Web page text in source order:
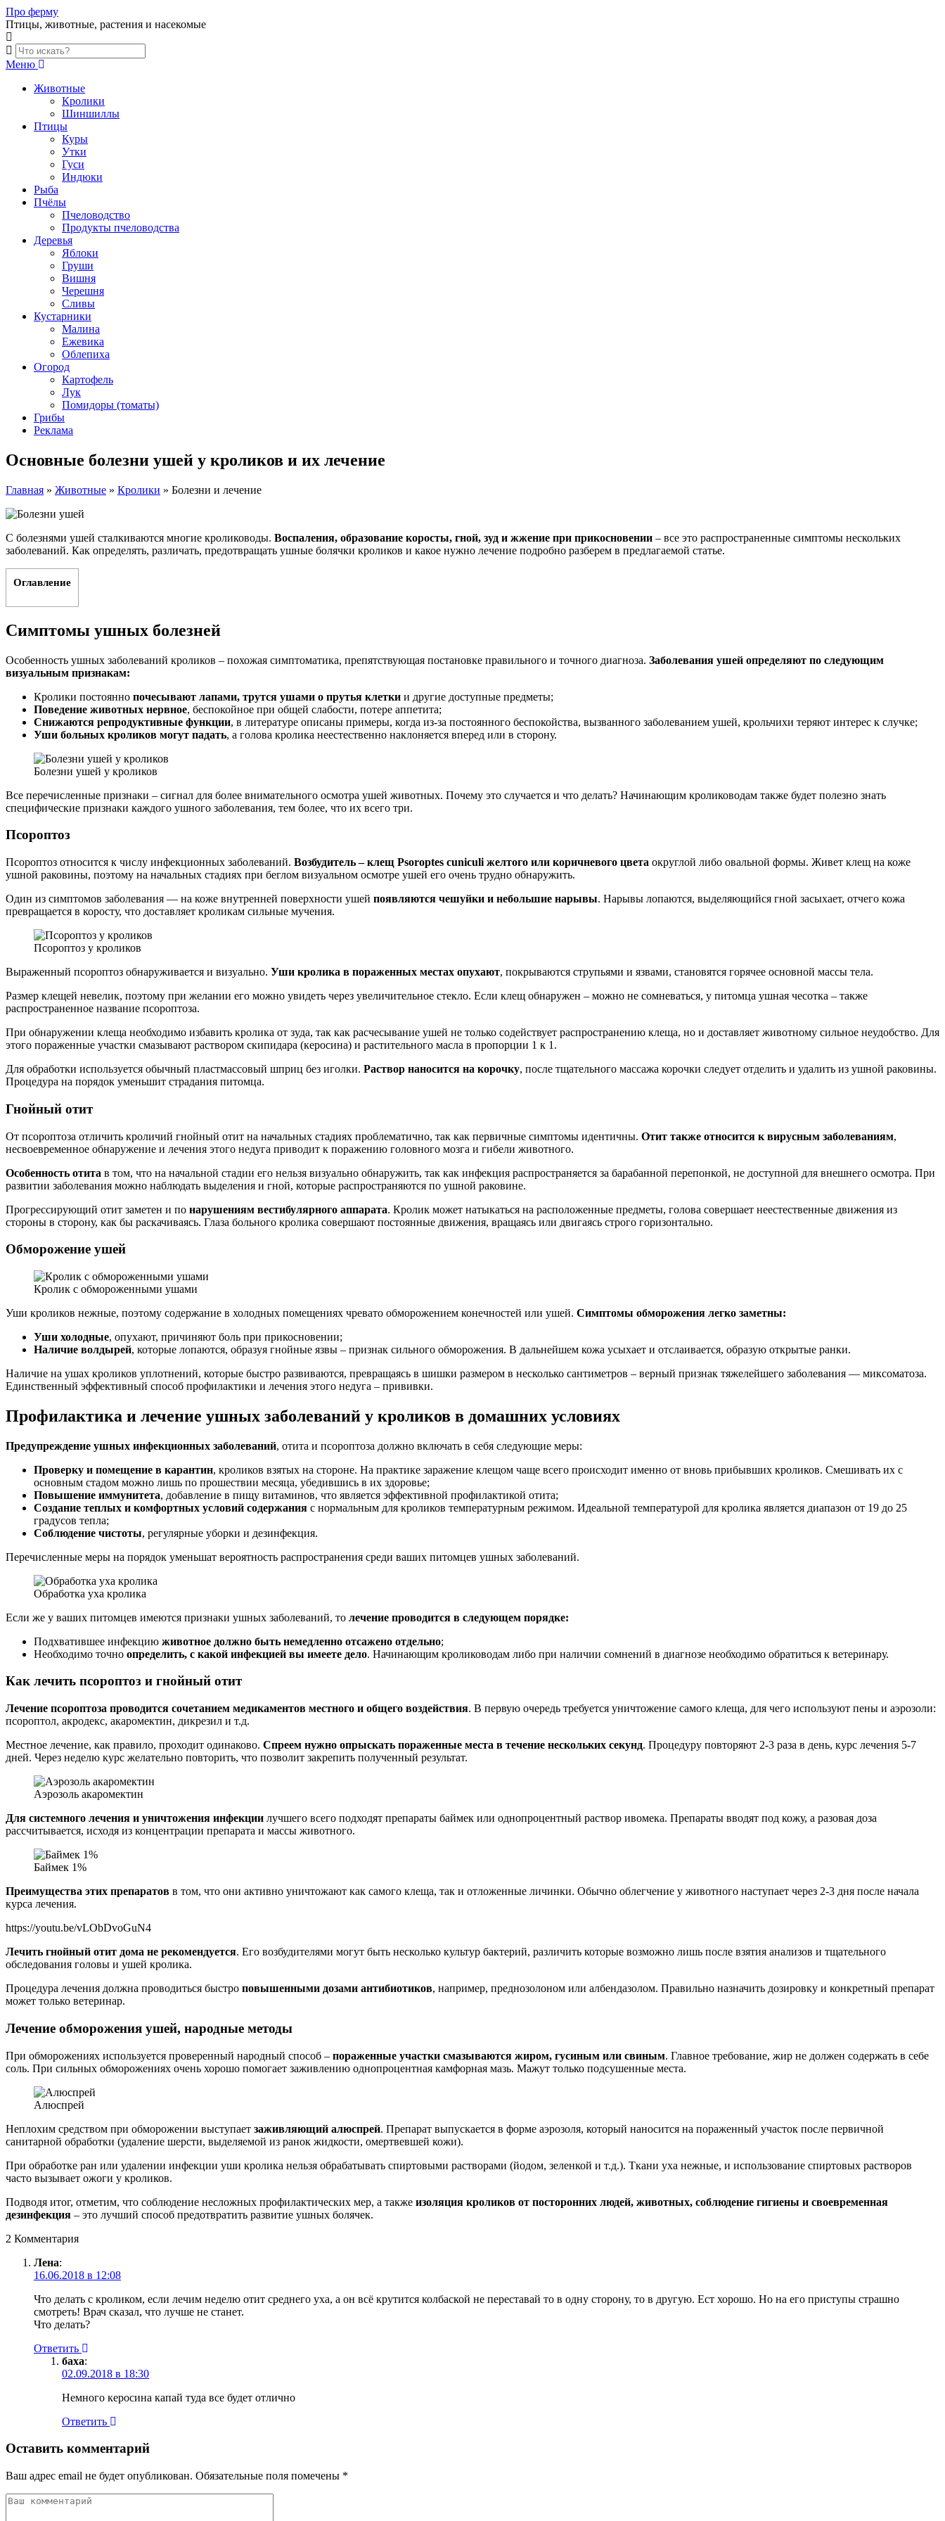
Skip
to
content
Про ферму
Птицы, животные, растения и насекомые
Меню
Животные
Кролики
Шиншиллы
Птицы
Куры
Утки
Гуси
Индюки
Рыба
Пчёлы
Пчеловодство
Продукты пчеловодства
Деревья
Яблоки
Груши
Вишня
Черешня
Сливы
Кустарники
Малина
Ежевика
Облепиха
Огород
Картофель
Лук
Помидоры (томаты)
Грибы
Реклама
Основные болезни ушей у кроликов и их лечение
Главная » Животные » Кролики » Болезни и лечение
С болезнями ушей сталкиваются многие кролиководы. Воспаления, образование коросты, гной, зуд и жжение при прикосновении – все это распространенные симптомы нескольких
заболеваний. Как определять, различать, предотвращать ушные болячки кроликов и какое нужно лечение подробно разберем в предлагаемой статье.
Оглавление
Симптомы ушных болезней
Особенность ушных заболеваний кроликов – похожая симптоматика, препятствующая постановке правильного и точного диагноза. Заболевания ушей определяют по следующим
визуальным признакам:
Кролики постоянно почесывают лапами, трутся ушами о прутья клетки и другие доступные предметы;
Поведение животных нервное, беспокойное при общей слабости, потере аппетита;
Снижаются репродуктивные функции, в литературе описаны примеры, когда из-за постоянного беспокойства, вызванного заболеванием ушей, крольчихи теряют интерес к случке;
Уши больных кроликов могут падать, а голова кролика неестественно наклоняется вперед или в сторону.
Болезни ушей у кроликов
Все перечисленные признаки – сигнал для более внимательного осмотра ушей животных. Почему это случается и что делать? Начинающим кролиководам также будет полезно знать
специфические признаки каждого ушного заболевания, тем более, что их всего три.
Псороптоз
Псороптоз относится к числу инфекционных заболеваний. Возбудитель – клещ Psoroptes cuniculi желтого или коричневого цвета округлой либо овальной формы. Живет клещ на коже
ушной раковины, поэтому на начальных стадиях при беглом визуальном осмотре ушей его очень трудно обнаружить.
Один из симптомов заболевания — на коже внутренней поверхности ушей появляются чешуйки и небольшие нарывы. Нарывы лопаются, выделяющийся гной засыхает, отчего кожа
превращается в коросту, что доставляет кроликам сильные мучения.
Псороптоз у кроликов
Выраженный псороптоз обнаруживается и визуально. Уши кролика в пораженных местах опухают, покрываются струпьями и язвами, становятся горячее основной массы тела.
Размер клещей невелик, поэтому при желании его можно увидеть через увеличительное стекло. Если клещ обнаружен – можно не сомневаться, у питомца ушная чесотка – также
распространенное название псороптоза.
При обнаружении клеща необходимо избавить кролика от зуда, так как расчесывание ушей не только содействует распространению клеща, но и доставляет животному сильное неудобство. Для
этого пораженные участки смазывают раствором скипидара (керосина) и растительного масла в пропорции 1 к 1.
Для обработки используется обычный пластмассовый шприц без иголки. Раствор наносится на корочку, после тщательного массажа корочки следует отделить и удалить из ушной раковины.
Процедура на порядок уменьшит страдания питомца.
Гнойный отит
От псороптоза отличить кроличий гнойный отит на начальных стадиях проблематично, так как первичные симптомы идентичны. Отит также относится к вирусным заболеваниям,
несвоевременное обнаружение и лечения этого недуга приводит к поражению головного мозга и гибели животного.
Особенность отита в том, что на начальной стадии его нельзя визуально обнаружить, так как инфекция распространяется за барабанной перепонкой, не доступной для внешнего осмотра. При
развитии заболевания можно наблюдать выделения и гной, которые распространяются по ушной раковине.
Прогрессирующий отит заметен и по нарушениям вестибулярного аппарата. Кролик может натыкаться на расположенные предметы, голова совершает неестественные движения из
стороны в сторону, как бы раскачиваясь. Глаза больного кролика совершают постоянные движения, вращаясь или двигаясь строго горизонтально.
Обморожение ушей
Кролик с обмороженными ушами
Уши кроликов нежные, поэтому содержание в холодных помещениях чревато обморожением конечностей или ушей. Симптомы обморожения легко заметны:
Уши холодные, опухают, причиняют боль при прикосновении;
Наличие волдырей, которые лопаются, образуя гнойные язвы – признак сильного обморожения. В дальнейшем кожа усыхает и отслаивается, образую открытые ранки.
Наличие на ушах кроликов уплотнений, которые быстро развиваются, превращаясь в шишки размером в несколько сантиметров – верный признак тяжелейшего заболевания — миксоматоза.
Единственный эффективный способ профилактики и лечения этого недуга – прививки.
Профилактика и лечение ушных заболеваний у кроликов в домашних условиях
Предупреждение ушных инфекционных заболеваний, отита и псороптоза должно включать в себя следующие меры:
Проверку и помещение в карантин, кроликов взятых на стороне. На практике заражение клещом чаще всего происходит именно от вновь прибывших кроликов. Смешивать их с
основным стадом можно лишь по прошествии месяца, убедившись в их здоровье;
Повышение иммунитета, добавление в пищу витаминов, что является эффективной профилактикой отита;
Создание теплых и комфортных условий содержания с нормальным для кроликов температурным режимом. Идеальной температурой для кролика является диапазон от 19 до 25
градусов тепла;
Соблюдение чистоты, регулярные уборки и дезинфекция.
Перечисленные меры на порядок уменьшат вероятность распространения среди ваших питомцев ушных заболеваний.
Обработка уха кролика
Если же у ваших питомцев имеются признаки ушных заболеваний, то лечение проводится в следующем порядке:
Подхватившее инфекцию животное должно быть немедленно отсажено отдельно;
Необходимо точно определить, с какой инфекцией вы имеете дело. Начинающим кролиководам либо при наличии сомнений в диагнозе необходимо обратиться к ветеринару.
Как лечить псороптоз и гнойный отит
Лечение псороптоза проводится сочетанием медикаментов местного и общего воздействия. В первую очередь требуется уничтожение самого клеща, для чего используют пены и аэрозоли:
псороптол, акродекс, акаромектин, дикрезил и т.д.
Местное лечение, как правило, проходит одинаково. Спреем нужно опрыскать пораженные места в течение нескольких секунд. Процедуру повторяют 2-3 раза в день, курс лечения 5-7
дней. Через неделю курс желательно повторить, что позволит закрепить полученный результат.
Аэрозоль акаромектин
Для системного лечения и уничтожения инфекции лучшего всего подходят препараты баймек или однопроцентный раствор ивомека. Препараты вводят под кожу, а разовая доза
рассчитывается, исходя из концентрации препарата и массы животного.
Баймек 1%
Преимущества этих препаратов в том, что они активно уничтожают как самого клеща, так и отложенные личинки. Обычно облегчение у животного наступает через 2-3 дня после начала
курса лечения.
https://youtu.be/vLObDvoGuN4
Лечить гнойный отит дома не рекомендуется. Его возбудителями могут быть несколько культур бактерий, различить которые возможно лишь после взятия анализов и тщательного
обследования головы и ушей кролика.
Процедура лечения должна проводиться быстро повышенными дозами антибиотиков, например, преднозолоном или албендазолом. Правильно назначить дозировку и конкретный препарат
может только ветеринар.
Лечение обморожения ушей, народные методы
При обморожениях используется проверенный народный способ – пораженные участки смазываются жиром, гусиным или свиным. Главное требование, жир не должен содержать в себе
соль. При сильных обморожениях очень хорошо помогает заживлению однопроцентная камфорная мазь. Мажут только подсушенные места.
Алюспрей
Неплохим средством при обморожении выступает заживляющий алюспрей. Препарат выпускается в форме аэрозоля, который наносится на пораженный участок после первичной
санитарной обработки (удаление шерсти, выделяемой из ранок жидкости, омертвевшей кожи).
При обработке ран или удалении инфекции уши кролика нельзя обрабатывать спиртовыми растворами (йодом, зеленкой и т.д.). Ткани уха нежные, и использование спиртовых растворов
часто вызывает ожоги у кроликов.
Подводя итог, отметим, что соблюдение несложных профилактических мер, а также изоляция кроликов от посторонних людей, животных, соблюдение гигиены и своевременная
дезинфекция – это лучший способ предотвратить развитие ушных болячек.
2 Комментария
Лена:
16.06.2018 в 12:08
Что делать с кроликом, если лечим неделю отит среднего уха, а он всё крутится колбаской не переставай то в одну сторону, то в другую. Ест хорошо. Но на его приступы страшно
смотреть! Врач сказал, что лучше не станет.
Что делать?
Ответить
баха:
02.09.2018 в 18:30
Немного керосина капай туда все будет отлично
Ответить
Оставить комментарий
Ваш адрес email не будет опубликован. Обязательные поля помечены *